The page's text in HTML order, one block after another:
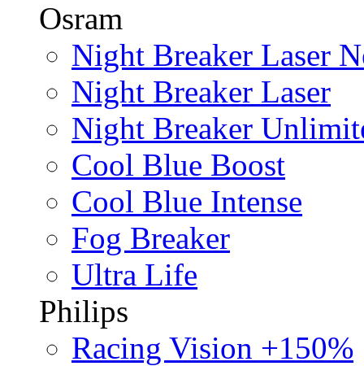
Osram
Night Breaker Laser
Night Breaker Laser
Night Breaker
Cool Blue Boost
Cool Blue Intense
Fog Breaker
Ultra Life
Philips
Racing Vision +150%